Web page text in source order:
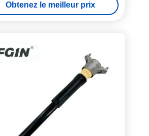
Absorbeurs de choc hydrauliques
Obtenez le meilleur prix